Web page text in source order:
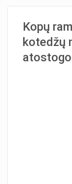
Kopų
kotedžų